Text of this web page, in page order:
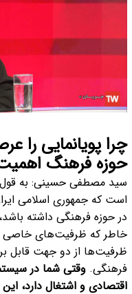
چرا پویانمایی را
حوزه فرهنگ
سید مصطفی حسینی: به قول
است که جمهوری اسلامی
در حوزه فرهنگی داشته
خاطر که ظرفیت‌های خاصی
ظرفیت‌ها از دو جهت قابل
فرهنگی. وقتی شما در
اقتصادی و اشتغال دارد،